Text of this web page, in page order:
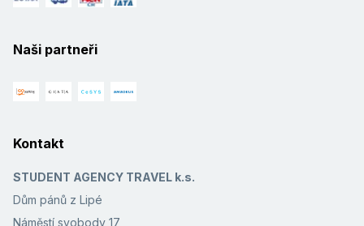
Naši partneři
Kontakt
STUDENT AGENCY TRAVEL k.s.
Dům pánů z Lipé
Náměstí svobody 17